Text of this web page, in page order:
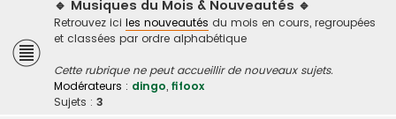
🔹 Musiques du Mois & Nouveautés 🔹
Retrouvez ici les nouveautés du mois en cours, regroupées
et classées par ordre alphabétique
Cette rubrique ne peut accueillir de nouveaux sujets.
Modérateurs : dingo, fifoox
Sujets : 3